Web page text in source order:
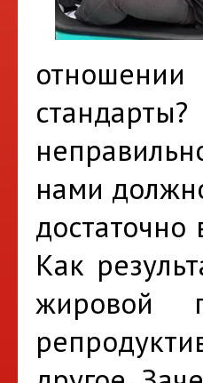
нами
Как
жировой